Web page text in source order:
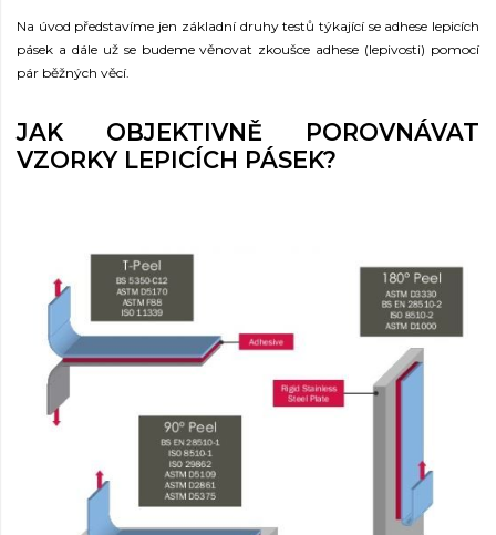
Na úvod představíme jen základní druhy testů týkající se adhese lepicích
pásek a dále už se budeme věnovat zkoušce adhese (lepivosti) pomocí
pár běžných věcí.
JAK OBJEKTIVNĚ POROVNÁVAT
VZORKY LEPICÍCH PÁSEK?